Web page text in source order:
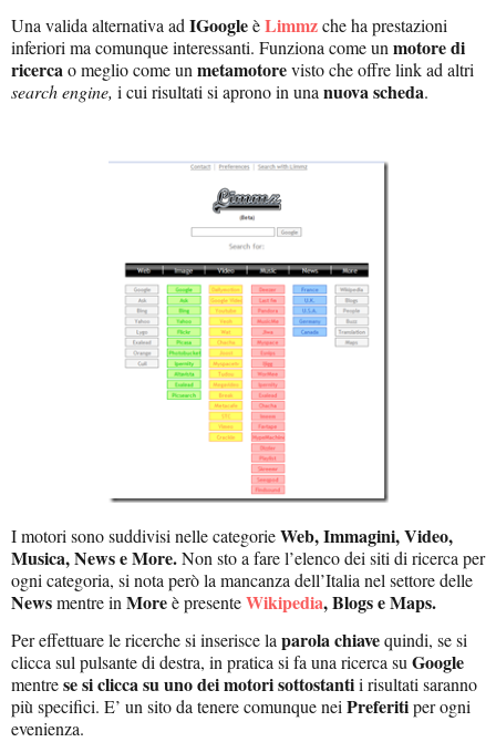
Una valida alternativa ad IGoogleèLimmzche ha prestazioni
inferiori ma comunque interessanti. Funziona come un motore di
ricercao meglio come un metamotorevisto che offre link ad altri
search engine, i cui risultati si aprono in una nuova scheda.
I motori sono suddivisi nelle categorieWeb, Immagini, Video,
Musica, News e More.Non sto a fare l’elenco dei siti di ricerca per
ogni categoria, si nota però la mancanza dell’Italia nel settore delle
Newsmentre in Moreè presenteWikipedia, Blogs e Maps.
Per effettuare le ricerche si inserisce laparola chiavequindi, se si
clicca sul pulsante di destra, in pratica si fa una ricerca suGoogle
mentrese si clicca su uno dei motori sottostantii risultati saranno
più specifici. E’ un sito da tenere comunque neiPreferitiper ogni
evenienza.